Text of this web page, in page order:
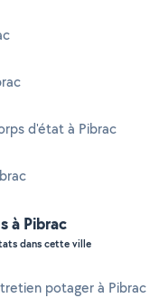
d'état à Pibrac
à Pibrac
dans cette ville
potager à Pibrac